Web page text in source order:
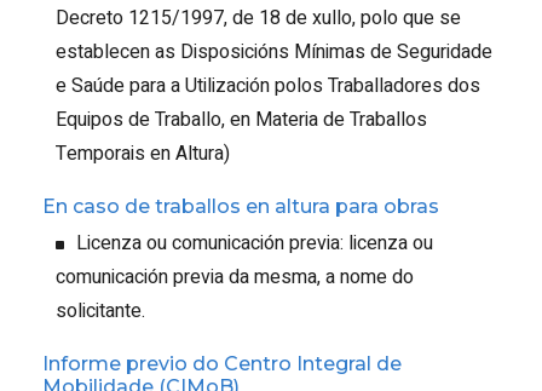
Decreto 1215/1997, de 18 de xullo, polo que se
establecen as Disposicións Mínimas de Seguridade
e Saúde para a Utilización polos Traballadores dos
Equipos de Traballo, en Materia de Traballos
Temporais en Altura)
En caso de traballos en altura para obras
Licenza ou comunicación previa: licenza ou
comunicación previa da mesma, a nome do
solicitante.
Informe previo do Centro Integral de